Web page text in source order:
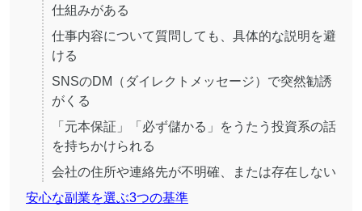
仕組みがある
仕事内容について質問しても、具体的な説明を避
ける
SNSのDM（ダイレクトメッセージ）で突然勧誘
がくる
「元本保証」「必ず儲かる」をうたう投資系の話
を持ちかけられる
会社の住所や連絡先が不明確、または存在しない
安心な副業を選ぶ3つの基準